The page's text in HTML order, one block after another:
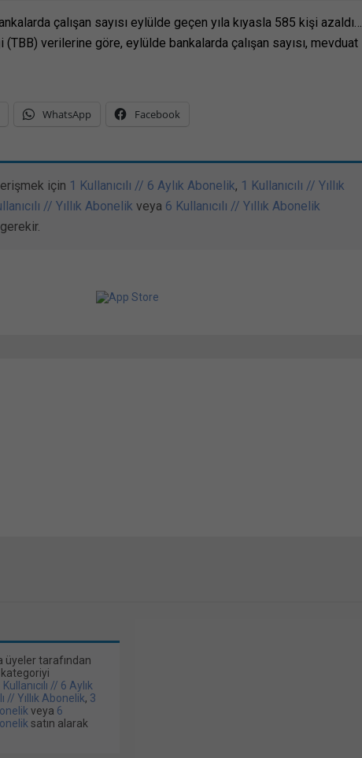
çalışan sayısı eylülde geçen yıla kıyasla 585 kişi azaldı…
verilerine göre, eylülde bankalarda çalışan sayısı, mevduat
WhatsApp Facebook
için 1 Kullanıcılı // 6 Aylık Abonelik, 1 Kullanıcılı // Yıllık
// Yıllık Abonelik veya 6 Kullanıcılı // Yıllık Abonelik
üyeler tarafından
Kullanıcılı // 6 Aylık
// Yıllık Abonelik, 3
veya 6
satın alarak